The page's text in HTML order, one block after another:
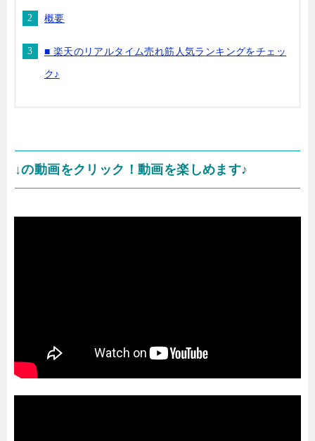
概要
■ 楽天のリアルタイム売れ筋人気ランキングをチェッ
ク♪
↓の動画をクリック！動画を楽しめます♪